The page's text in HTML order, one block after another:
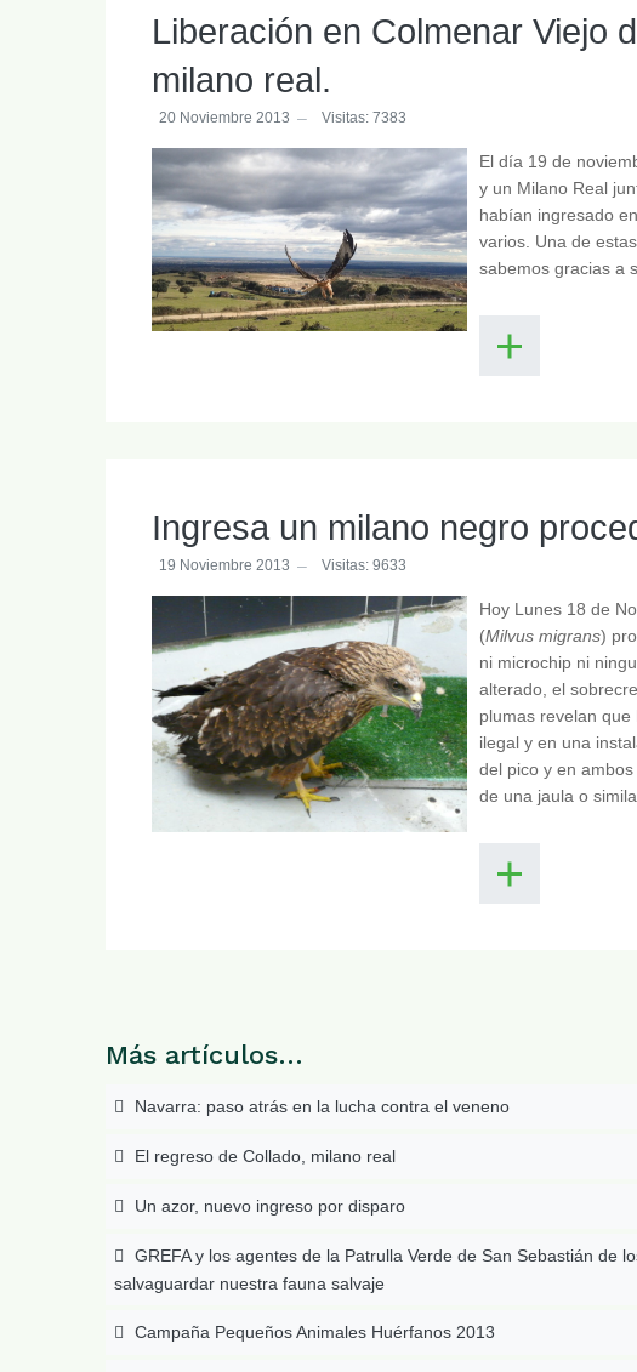
Liberación en Colmenar Viejo
milano real.
20 Noviembre 2013 Visitas: 7383
El día 19 de
y un Milano Real
habían ingresado
varios. Una de
sabemos gracias a
Ingresa un milano negro
19 Noviembre 2013 Visitas: 9633
Hoy Lunes 18 de
(Milvus migrans)
ni microchip ni
alterado, el
plumas revelan
ilegal y en una
del pico y en
de una jaula o
Más artículos…
Navarra: paso atrás en la lucha contra el veneno
El regreso de Collado, milano real
Un azor, nuevo ingreso por disparo
GREFA y los agentes de la Patrulla Verde de San Sebastián de
salvaguardar nuestra fauna salvaje
Campaña Pequeños Animales Huérfanos 2013